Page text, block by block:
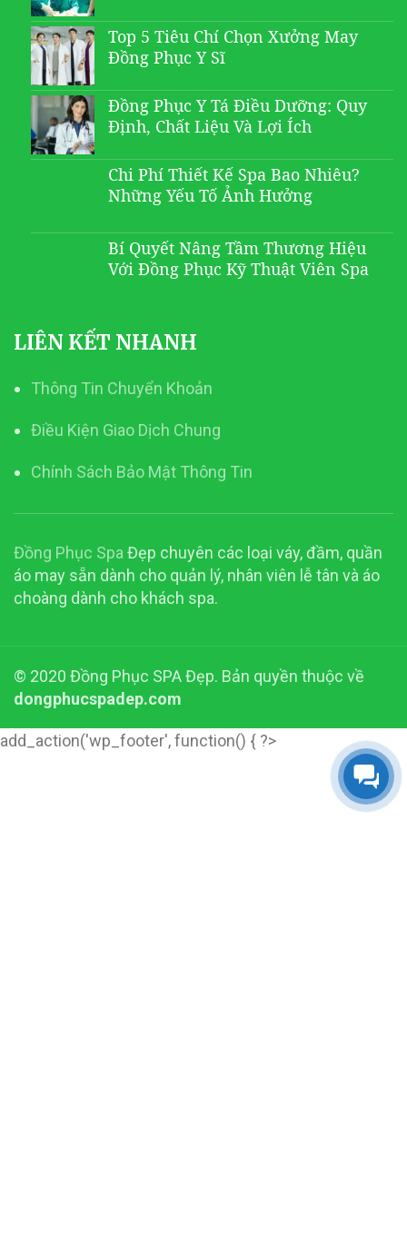
Top 5 Tiêu Chí Chọn Xưởng May
Đồng Phục Y Sĩ
Đồng Phục Y Tá Điều Dưỡng: Quy
Định, Chất Liệu Và Lợi Ích
Chi Phí Thiết Kế Spa Bao Nhiêu?
Những Yếu Tố Ảnh Hưởng
Bí Quyết Nâng Tầm Thương Hiệu
Với Đồng Phục Kỹ Thuật Viên Spa
LIÊN KẾT NHANH
Thông Tin Chuyển Khoản
Điều Kiện Giao Dịch Chung
Chính Sách Bảo Mật Thông Tin
Đồng Phục Spa
Đẹp chuyên các loại váy, đầm, quần
áo may sẵn dành cho quản lý, nhân viên lễ tân và áo
choàng dành cho khách spa.
© 2020 Đồng Phục SPA Đẹp. Bản quyền thuộc về
dongphucspadep.com
add_action('wp_footer', function() { ?>